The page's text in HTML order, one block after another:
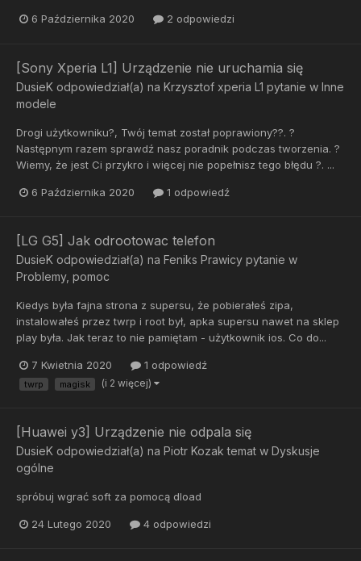
6 Października 2020 2 odpowiedzi
[Sony Xperia L1] Urządzenie nie uruchamia się
DusieK odpowiedział(a) na Krzysztof xperia L1 pytanie w Inne
modele
Drogi użytkowniku?, Twój temat został poprawiony??. ?
Następnym razem sprawdź nasz poradnik podczas tworzenia. ?
Wiemy, że jest Ci przykro i więcej nie popełnisz tego błędu ?. ...
6 Października 2020 1 odpowiedź
[LG G5] Jak odrootowac telefon
DusieK odpowiedział(a) na Feniks Prawicy pytanie w
Problemy, pomoc
Kiedys była fajna strona z supersu, że pobierałeś zipa,
instalowałeś przez twrp i root był, apka supersu nawet na sklep
play była. Jak teraz to nie pamiętam - użytkownik ios. Co do...
7 Kwietnia 2020 1 odpowiedź
twrp magisk (i 2 więcej)
[Huawei y3] Urządzenie nie odpala się
DusieK odpowiedział(a) na Piotr Kozak temat w Dyskusje
ogólne
spróbuj wgrać soft za pomocą dload
24 Lutego 2020 4 odpowiedzi